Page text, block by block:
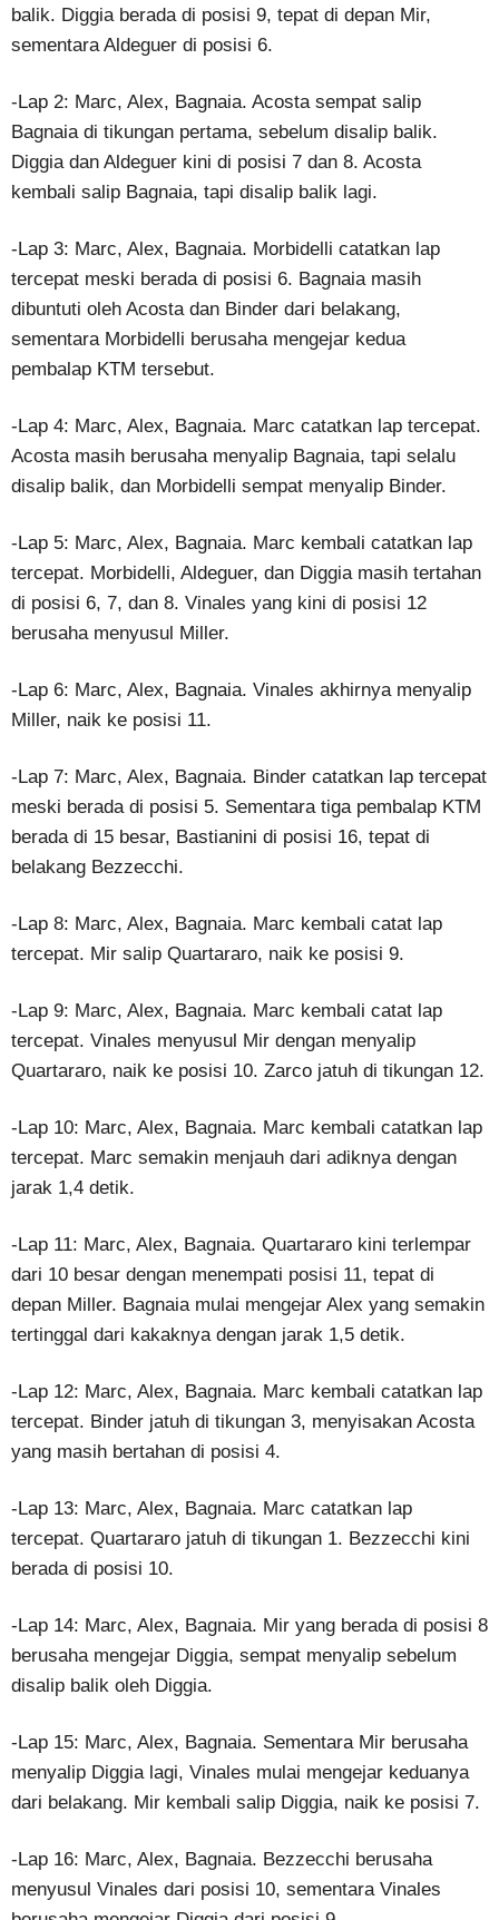
balik. Diggia berada di posisi 9, tepat di depan Mir,
sementara Aldeguer di posisi 6.
-Lap 2: Marc, Alex, Bagnaia. Acosta sempat salip
Bagnaia di tikungan pertama, sebelum disalip balik.
Diggia dan Aldeguer kini di posisi 7 dan 8. Acosta
kembali salip Bagnaia, tapi disalip balik lagi.
-Lap 3: Marc, Alex, Bagnaia. Morbidelli catatkan lap
tercepat meski berada di posisi 6. Bagnaia masih
dibuntuti oleh Acosta dan Binder dari belakang,
sementara Morbidelli berusaha mengejar kedua
pembalap KTM tersebut.
-Lap 4: Marc, Alex, Bagnaia. Marc catatkan lap tercepat.
Acosta masih berusaha menyalip Bagnaia, tapi selalu
disalip balik, dan Morbidelli sempat menyalip Binder.
-Lap 5: Marc, Alex, Bagnaia. Marc kembali catatkan lap
tercepat. Morbidelli, Aldeguer, dan Diggia masih tertahan
di posisi 6, 7, dan 8. Vinales yang kini di posisi 12
berusaha menyusul Miller.
-Lap 6: Marc, Alex, Bagnaia. Vinales akhirnya menyalip
Miller, naik ke posisi 11.
-Lap 7: Marc, Alex, Bagnaia. Binder catatkan lap tercepat
meski berada di posisi 5. Sementara tiga pembalap KTM
berada di 15 besar, Bastianini di posisi 16, tepat di
belakang Bezzecchi.
-Lap 8: Marc, Alex, Bagnaia. Marc kembali catat lap
tercepat. Mir salip Quartararo, naik ke posisi 9.
-Lap 9: Marc, Alex, Bagnaia. Marc kembali catat lap
tercepat. Vinales menyusul Mir dengan menyalip
Quartararo, naik ke posisi 10. Zarco jatuh di tikungan 12.
-Lap 10: Marc, Alex, Bagnaia. Marc kembali catatkan lap
tercepat. Marc semakin menjauh dari adiknya dengan
jarak 1,4 detik.
-Lap 11: Marc, Alex, Bagnaia. Quartararo kini terlempar
dari 10 besar dengan menempati posisi 11, tepat di
depan Miller. Bagnaia mulai mengejar Alex yang semakin
tertinggal dari kakaknya dengan jarak 1,5 detik.
-Lap 12: Marc, Alex, Bagnaia. Marc kembali catatkan lap
tercepat. Binder jatuh di tikungan 3, menyisakan Acosta
yang masih bertahan di posisi 4.
-Lap 13: Marc, Alex, Bagnaia. Marc catatkan lap
tercepat. Quartararo jatuh di tikungan 1. Bezzecchi kini
berada di posisi 10.
-Lap 14: Marc, Alex, Bagnaia. Mir yang berada di posisi 8
berusaha mengejar Diggia, sempat menyalip sebelum
disalip balik oleh Diggia.
-Lap 15: Marc, Alex, Bagnaia. Sementara Mir berusaha
menyalip Diggia lagi, Vinales mulai mengejar keduanya
dari belakang. Mir kembali salip Diggia, naik ke posisi 7.
-Lap 16: Marc, Alex, Bagnaia. Bezzecchi berusaha
menyusul Vinales dari posisi 10, sementara Vinales